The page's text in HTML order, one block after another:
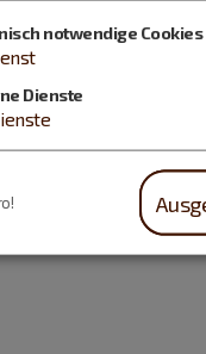
notwendige Cookies
Dienste